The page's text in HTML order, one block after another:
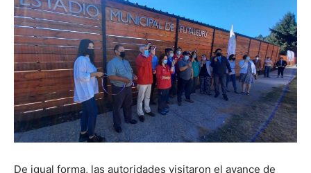
De igual forma, las autoridades visitaron el avance de